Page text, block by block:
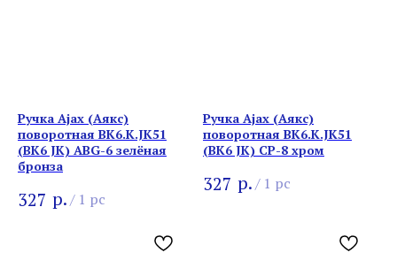
Ручка Ajax (Аякс)
поворотная BK6.K.JK51
(BK6 JK) ABG-6 зелёная
бронза
327 р./ 1 pc
Ручка Ajax (Аякс)
поворотная BK6.K.JK51
(BK6 JK) CP-8 хром
327 р./ 1 pc